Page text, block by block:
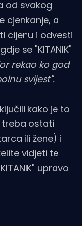
od svakog
cjenkanje, a
cijenu i odvesti
se "KITANIK"
rekao ko god
svijest".
kako je to
treba ostati
ili žene) i
vidjeti te
upravo